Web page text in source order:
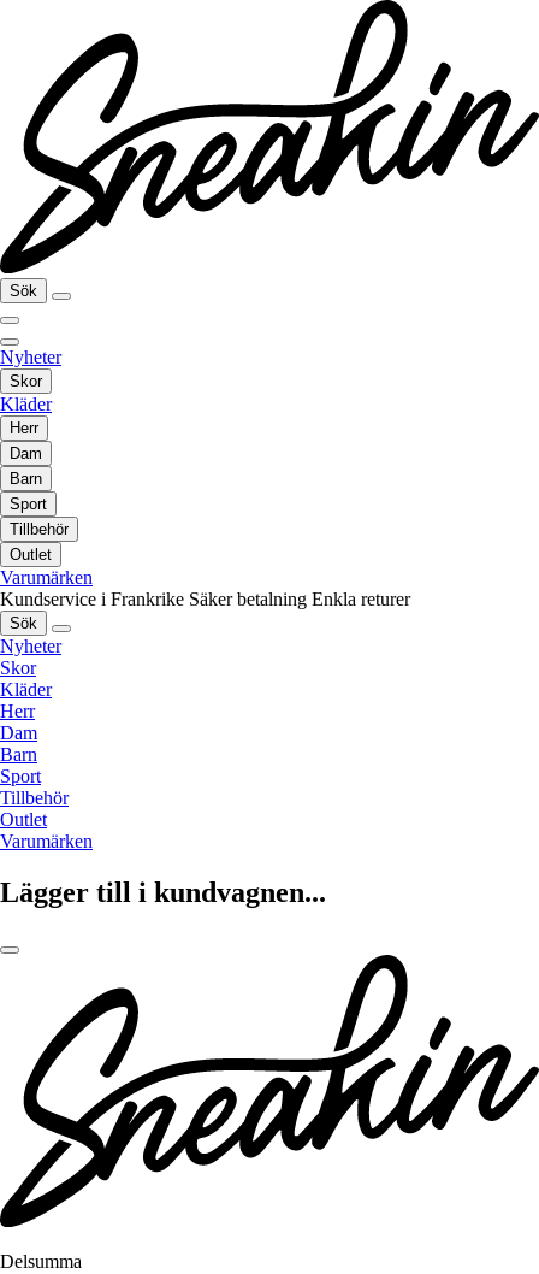
Sök
Nyheter
Skor
Kläder
Herr
Dam
Barn
Sport
Tillbehör
Outlet
Varumärken
Kundservice i Frankrike Säker betalning Enkla returer
Sök
Nyheter
Skor
Kläder
Herr
Dam
Barn
Sport
Tillbehör
Outlet
Varumärken
Lägger till i kundvagnen...
Delsumma